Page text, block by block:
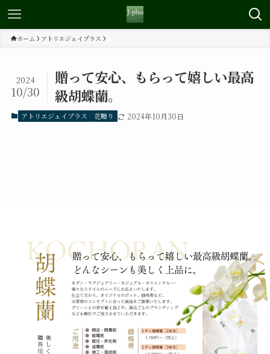
ホーム アトリエジェイプラス
贈って安心、もらって嬉しい最高
級胡蝶蘭。
2024
10/30
アトリエジェイプラス 花贈り 2024年10月30日